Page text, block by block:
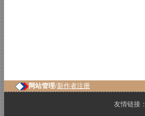
网站管理/新作者注册
友情链接：